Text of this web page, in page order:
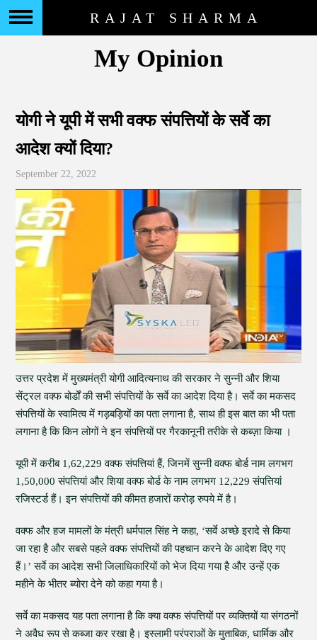
RAJAT SHARMA
My Opinion
योगी ने यूपी में सभी वक्फ संपत्तियों के सर्वे का
आदेश क्यों दिया?
September 22, 2022
उत्तर प्रदेश में मुख्यमंत्री योगी आदित्यनाथ की सरकार ने सुन्नी और शिया
सेंट्रल वक्फ बोर्डों की सभी संपत्तियों के सर्वे का आदेश दिया है। सर्वे का मकसद
संपत्तियों के स्वामित्व में गड़बड़ियों का पता लगाना है, साथ ही इस बात का भी पता
लगाना है कि किन लोगों ने इन संपत्तियों पर गैरकानूनी तरीके से कब्ज़ा किया ।
यूपी में करीब 1,62,229 वक्फ संपत्तियां हैं, जिनमें सुन्नी वक्फ बोर्ड नाम लगभग
1,50,000 संपत्तियां और शिया वक्फ बोर्ड के नाम लगभग 12,229 संपत्तियां
रजिस्टर्ड हैं। इन संपत्तियों की कीमत हजारों करोड़ रुपये में है।
वक्फ और हज मामलों के मंत्री धर्मपाल सिंह ने कहा, ‘सर्वे अच्छे इरादे से किया
जा रहा है और सबसे पहले वक्फ संपत्तियों की पहचान करने के आदेश दिए गए
हैं।’ सर्वे का आदेश सभी जिलाधिकारियों को भेज दिया गया है और उन्हें एक
महीने के भीतर ब्योरा देने को कहा गया है।
सर्वे का मकसद यह पता लगाना है कि क्या वक्फ संपत्तियों पर व्यक्तियों या संगठनों
ने अवैध रूप से कब्जा कर रखा है। इस्लामी परंपराओं के मुताबिक, धार्मिक और